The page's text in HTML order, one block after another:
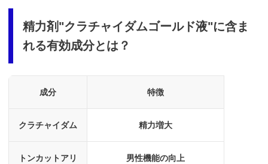
精力剤"クラチャイダムゴールド液"に含ま
れる有効成分とは？
成分 特徴
クラチャイダム 精力増大
トンカットアリ 男性機能の向上